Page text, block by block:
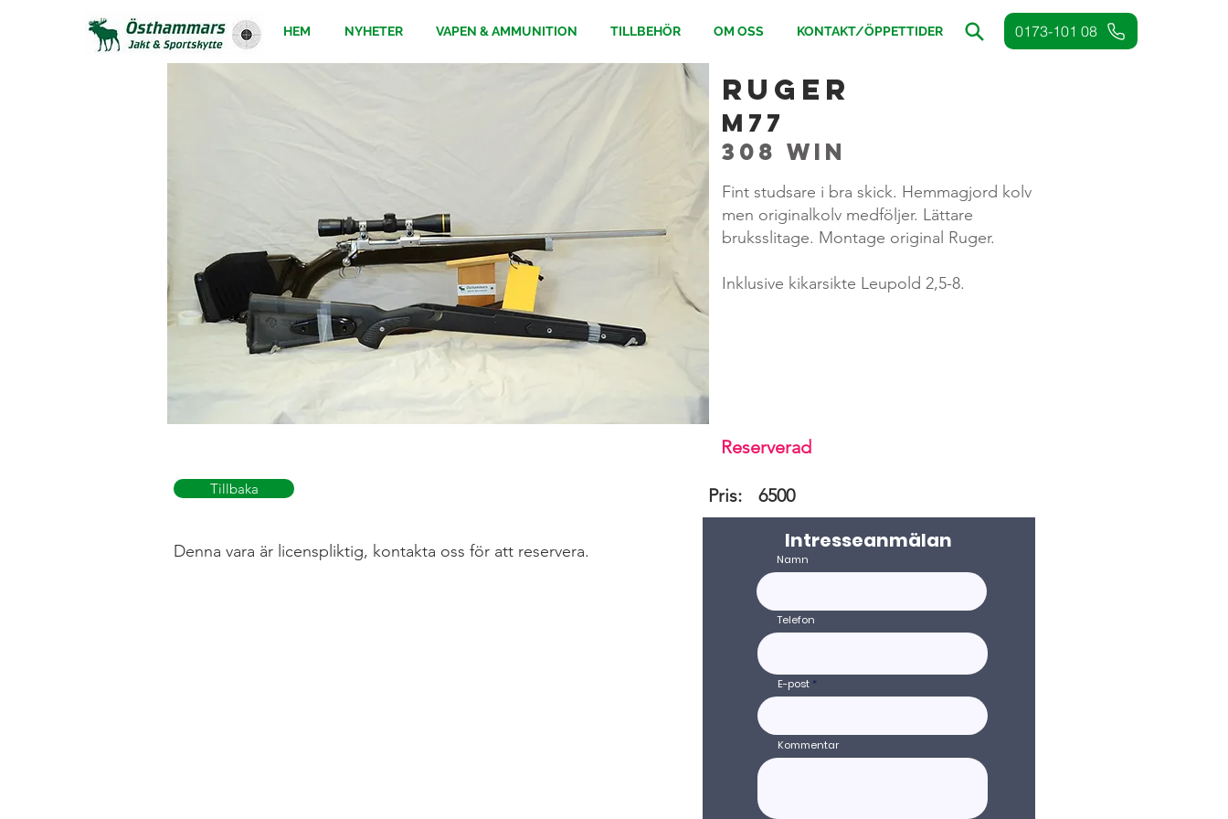
HEM NYHETER VAPEN & AMMUNITION TILLBEHÖR OM OSS KONTAKT/ÖPPETTIDER 0173-101 08
Ruger
M77
308 Win
Fint studsare i bra skick. Hemmagjord kolv
men originalkolv medföljer. Lättare
bruksslitage. Montage original Ruger.
Inklusive kikarsikte Leupold 2,5-8.
Reserverad
Tillbaka
Denna vara är licenspliktig, kontakta oss för att reservera.
6500
Pris:
Intresseanmälan
Namn
Telefon
E-post
Kommentar